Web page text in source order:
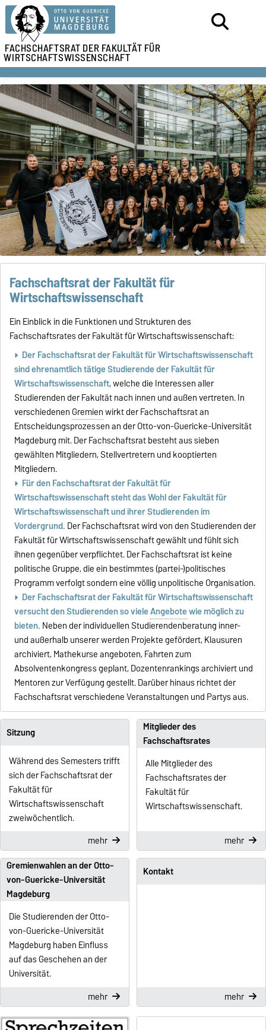
FACHSCHAFTSRAT DERFAKULTÄT FÜR
WIRTSCHAFTSWISSENSCHAFT
Fachschaftsrat der Fakultät für
Wirtschaftswissenschaft
Ein Einblick in die Funktionen und Strukturen des
Fachschaftsrates der Fakultät für Wirtschaftswissenschaft:
Der Fachschaftsrat der Fakultät für Wirtschaftswissenschaft
sind ehrenamtlich tätige Studierende der Fakultät für
Wirtschaftswissenschaft, welche die Interessen aller
Studierenden der Fakultät nach innen und außen vertreten. In
verschiedenen Gremienwirkt der Fachschaftsrat an
Entscheidungsprozessen an der Otto-von-Guericke-Universität
Magdeburg mit. Der Fachschaftsrat besteht aus sieben
gewählten Mitgliedern, Stellvertretern und kooptierten
Mitgliedern.
Für denFachschaftsrat der Fakultät für
Wirtschaftswissenschaftsteht das Wohl derFakultät für
Wirtschaftswissenschaftund ihrer Studierenden im
Vordergrund. Der Fachschaftsrat wird von den Studierenden der
Fakultät für Wirtschaftswissenschaft gewählt und fühlt sich
ihnen gegenüber verpflichtet. Der Fachschaftsrat ist keine
politische Gruppe, die ein bestimmtes (partei-)politisches
Programm verfolgt sondern eine völlig unpolitische Organisation.
DerFachschaftsrat der Fakultät für Wirtschaftswissenschaft
versucht den Studierenden so vieleAngebotewie möglich zu
bieten. Neben der individuellen Studierendenberatung inner-
und außerhalb unserer werden Projekte gefördert, Klausuren
archiviert, Mathekurse angeboten, Fahrten zum
Absolventenkongress geplant, Dozentenrankings archiviert und
Mentoren zur Verfügung gestellt. Darüber hinaus richtet der
Fachschaftsrat verschiedene Veranstaltungen und Partys aus.
Sitzung
Während des Semesters trifft
sich der Fachschaftsrat der
Fakultät für
Wirtschaftswissenschaft
zweiwöchentlich.
mehr
Mitglieder des
Fachschaftsrates
Alle Mitglieder des
Fachschaftsrates der
Fakultät für
Wirtschaftswissenschaft.
mehr
Gremienwahlen an der Otto-
von-Guericke-Universität
Magdeburg
Die Studierenden der Otto-
von-Guericke-Universität
Magdeburg haben Einfluss
auf das Geschehen an der
Universität.
mehr
Kontakt
mehr